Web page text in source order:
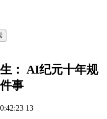
： AI纪元十年规
事
13